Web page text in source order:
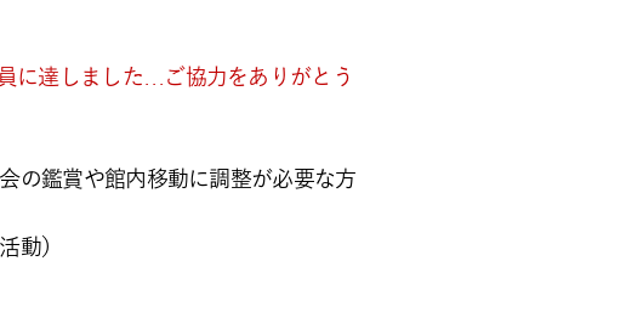
に達しました…ご協力をありがとう
の鑑賞や館内移動に調整が必要な方
動）